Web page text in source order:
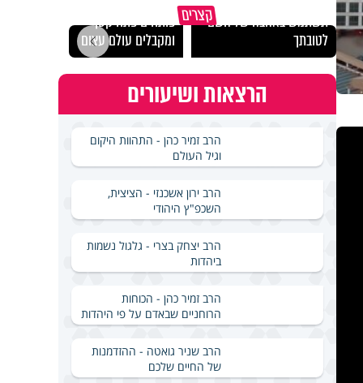
קצריםתשתמש באהבה של השם
לטובתך
פותחים פתח קטן -
ומקבלים עולם עצום
הרצאות ושיעורים
הרב זמיר כהן - התהוות היקום
וגיל העולם
הרב ירון אשכנזי - הציצית,
השכפ"ץ היהודי
הרב יצחק בצרי - גלגול נשמות
ביהדות
הרב זמיר כהן - הכוחות
הרוחניים שבאדם על פי היהדות
הרב שניר גואטה - ההזדמנות
של החיים שלכם